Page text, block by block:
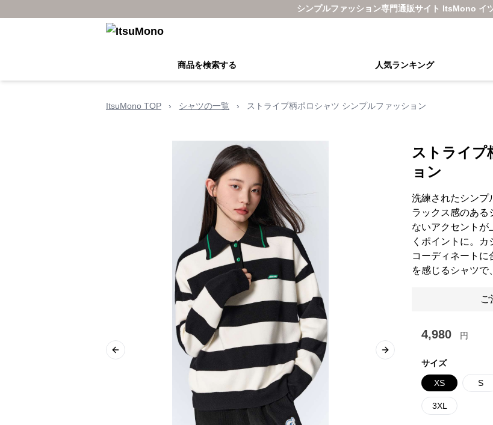
シンプルファッション専門通販サイト ItsMono イ
商品を検索する 人気ランキング
ItsuMono TOP › シャツの一覧 › ストライプ柄ポロシャツ シンプルファッション
Previous slide Next slide
ストライプ
ョン
洗練されたシンプ
ラックス感のある
ないアクセントが
くポイントに。
コーディネートに
を感じるシャツで
ご
4,980 円
サイズ
XS S
3XL